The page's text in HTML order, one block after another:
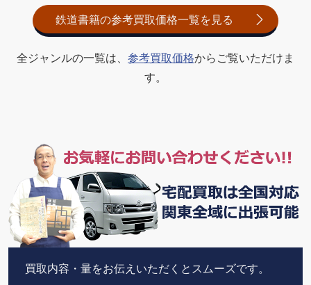
鉄道書籍の参考買取価格一覧を見る
全ジャンルの一覧は、 参考買取価格からご覧いただけま
す。
買取内容・量をお伝えいただくとスムーズです。